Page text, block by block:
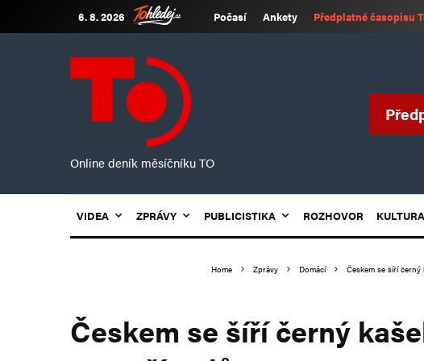
6. 8. 2026 Počasí Ankety Předplatné časopisu
Online deník měsíčníku TO
VIDEA ZPRÁVY PUBLICISTIKA ROZHOVOR KULTURA
Home Zprávy Domácí Českem se šíří
Českem se šíří černý